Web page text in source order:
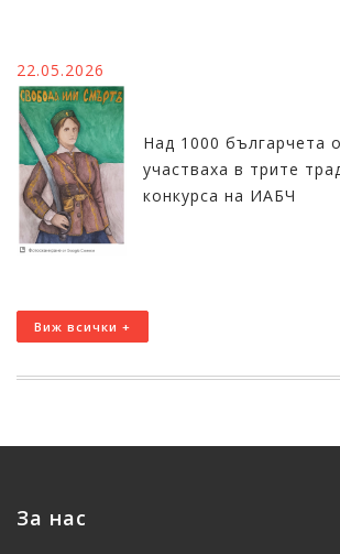
22.05.2026
Над 1000 българчета
участваха в трите
конкурса на ИАБЧ
Виж всички +
За нас